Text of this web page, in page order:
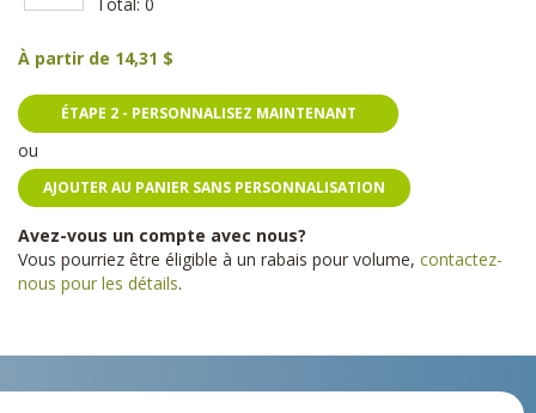
À partir de 14,31 $
ÉTAPE 2 - PERSONNALISEZ MAINTENANT
ou
AJOUTER AU PANIER SANS PERSONNALISATION
Avez-vous un compte avec nous?
Vous pourriez être éligible à un rabais pour volume, contactez-
nous pour les détails.